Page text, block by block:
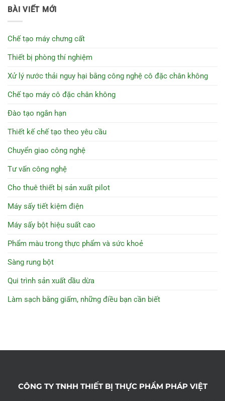
BÀI VIẾT MỚI
Chế tạo máy chưng cất
Thiết bị phòng thí nghiệm
Xử lý nước thải nguy hại bằng công nghệ cô đặc chân không
Chế tạo máy cô đặc chân không
Đào tạo ngắn hạn
Thiết kế chế tạo theo yêu cầu
Chuyển giao công nghệ
Tư vấn công nghệ
Cho thuê thiết bị sản xuất pilot
Máy sấy tiết kiệm điện
Máy sấy bột hiệu suất cao
Phẩm màu trong thực phẩm và sức khoẻ
Sàng rung bột
Qui trình sản xuất dầu dừa
Làm sạch bằng giấm, những điều bạn cần biết
CÔNG TY TNHH THIẾT BỊ THỰC PHẨM PHÁP VIỆT